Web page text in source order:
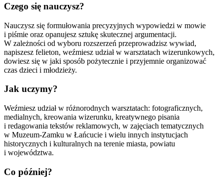
Czego się nauczysz?
Nauczysz się formułowania precyzyjnych wypowiedzi w mowie
i piśmie oraz opanujesz sztukę skutecznej argumentacji.
W zależności od wyboru rozszerzeń przeprowadzisz wywiad,
napiszesz felieton, weźmiesz udział w warsztatach wizerunkowych,
dowiesz się w jaki sposób pożytecznie i przyjemnie organizować
czas dzieci i młodzieży.
Jak uczymy?
Weźmiesz udział w różnorodnych warsztatach: fotograficznych,
medialnych, kreowania wizerunku, kreatywnego pisania
i redagowania tekstów reklamowych, w zajęciach tematycznych
w Muzeum-Zamku w Łańcucie i wielu innych instytucjach
historycznych i kulturalnych na terenie miasta, powiatu
i województwa.
Co później?